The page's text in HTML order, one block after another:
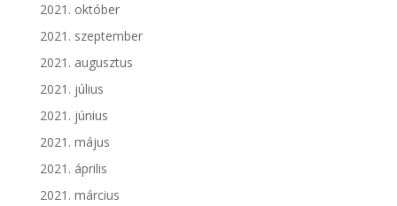
2021. október
2021. szeptember
2021. augusztus
2021. július
2021. június
2021. május
2021. április
2021. március